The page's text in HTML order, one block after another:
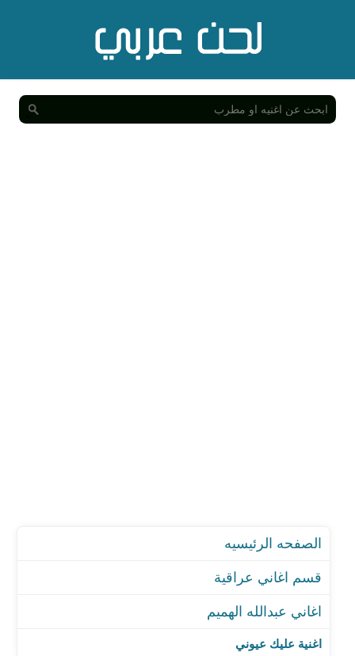
اغنية عليك عيوني
اغنية عليك عيوني
اغنية جانو
اغنية عشق عشق